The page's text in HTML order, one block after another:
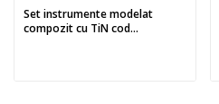
Set instrumente modelat
compozit cu TiN cod...